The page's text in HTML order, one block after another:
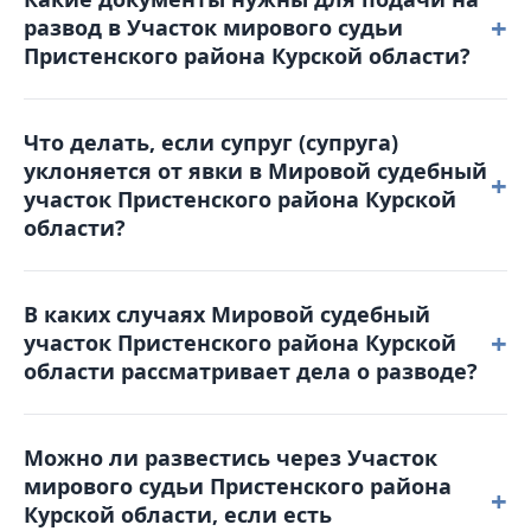
суд в течение месяца с момента вынесения
решения. Жалоба подается в Мировой судебный
участок Пристенского района Курской области,
который и рассматривал дело.
развод в Участок мирового судьи
Пристенского района Курской области?
+
свидетельство о браке, квитанция об оплате
госпошлины, свидетельства о рождении детей
(если они есть), а также соглашение о детях (при
наличии несовершеннолетних детей).
Что делать, если супруг (супруга)
уклоняется от явки в Мировой судебный
участок Пристенского района Курской
области?
+
отсутствие уклоняющейся стороны. Однако
рекомендуется заранее уведомить суд о причинах
неявки и предоставить соответствующие
доказательства (например, больничный лист).
В каких случаях Мировой судебный
участок Пристенского района Курской
области рассматривает дела о разводе?
+
Курской области принимает заявления о
расторжении брака, когда супруги пришли к
взаимному согласию и у них нет разногласий по
Можно ли развестись через Участок
мирового судьи Пристенского района
Курской области, если есть
+